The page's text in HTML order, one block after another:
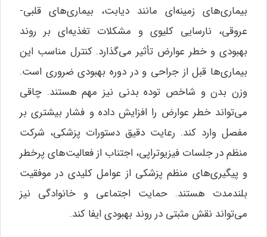
بیماری‌های زمینه‌ای مانند دیابت، بیماری‌های قلبی-
عروقی، نارسایی کلیوی و مشکلات تغذیه‌ای بر روند
بهبودی و خطر عوارض تأثیر می‌گذارد. کنترل مناسب این
بیماری‌ها قبل از جراحی و در دوره بهبودی ضروری است.
وزن بدن و شاخص توده بدنی نیز مهم هستند. چاقی
می‌تواند خطر عوارض را افزایش داده و فشار بیشتری بر
مفصل وارد کند. رعایت دقیق دستورات پزشکی، شرکت
منظم در جلسات فیزیوتراپی، اجتناب از فعالیت‌های پرخطر
و پیگیری‌های منظم پزشکی از عوامل کلیدی در موفقیت
بلندمدت هستند. حمایت اجتماعی و خانوادگی نیز
می‌تواند نقش مثبتی در روند بهبودی ایفا کند.